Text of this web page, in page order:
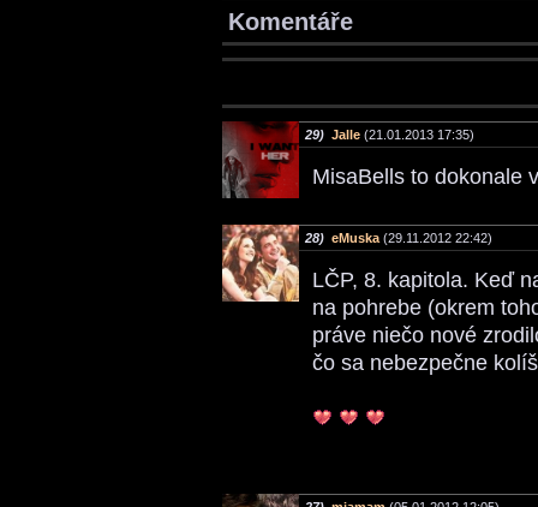
Komentáře
29) Jalle (21.01.2013 17:35)
MisaBells to dokonale
28) eMuska (29.11.2012 22:42)
LČP, 8. kapitola. Keď
na pohrebe (okrem
práve niečo nové
čo sa nebezpečne